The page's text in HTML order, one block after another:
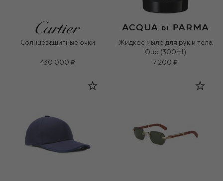
Солнцезащитные очки
430 000 ₽
Жидкое мыло для рук и тела
Oud (300ml)
7 200 ₽